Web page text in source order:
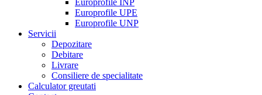
Europrofile UPE
Europrofile UNP
Servicii
Depozitare
Debitare
Livrare
Consiliere de specialitate
Calculator greutati